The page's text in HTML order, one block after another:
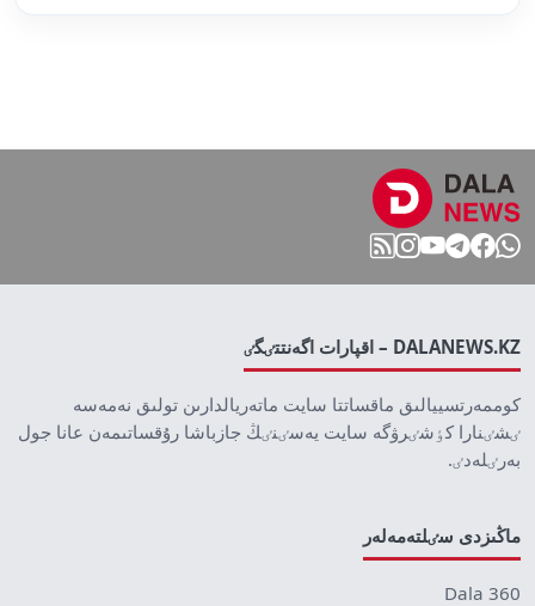
DALANEWS.KZ – اقپارات اگەنتتٸگٸ
كوممەرتسييالىق ماقساتتا سايت ماتەريالدارىن تولىق نەمەسە
ٸشٸنارا كٶشٸرۋگە سايت يەسٸنٸڭ جازباشا رۇقساتىمەن عانا جول
بەرٸلەدٸ.
ماڭىزدى سٸلتەمەلەر
Dala 360